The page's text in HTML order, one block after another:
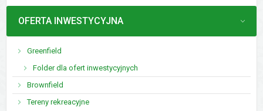
MENU
OFERTA INWESTYCYJNA
Greenfield
Folder dla ofert inwestycyjnych
Brownfield
Tereny rekreacyjne